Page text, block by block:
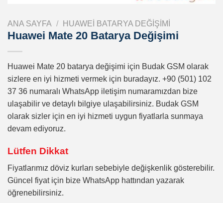
ANA SAYFA / HUAWEI BATARYA DEĞIŞIMI
Huawei Mate 20 Batarya Değişimi
Huawei Mate 20 batarya değişimi için Budak GSM olarak
sizlere en iyi hizmeti vermek için buradayız. +90 (501) 102
37 36 numaralı WhatsApp iletişim numaramızdan bize
ulaşabilir ve detaylı bilgiye ulaşabilirsiniz. Budak GSM
olarak sizler için en iyi hizmeti uygun fiyatlarla sunmaya
devam ediyoruz.
Lütfen Dikkat
Fiyatlarımız döviz kurları sebebiyle değişkenlik gösterebilir.
Güncel fiyat için bize WhatsApp hattından yazarak
öğrenebilirsiniz.